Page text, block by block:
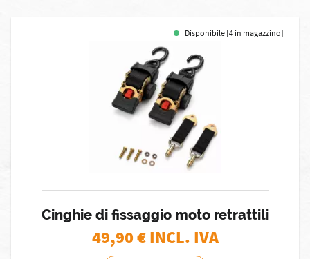
Disponibile [4 in magazzino]
Cinghie di fissaggio moto retrattili
49,90€ INCL. IVA